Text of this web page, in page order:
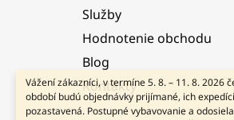
Vážení zákazníci, v termíne 5. 8. – 11. 8. 2026
období budú objednávky prijímané, ich
pozastavená. Postupné vybavovanie a
Služby
Hodnotenie obchodu
Blog
Kontakty